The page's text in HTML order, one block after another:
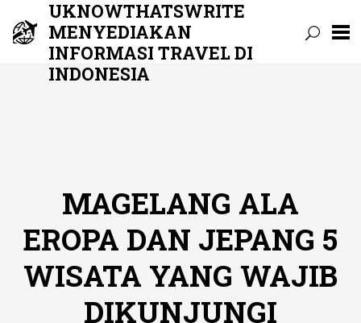
UKNOWTHATSWRITE
MENYEDIAKAN
INFORMASI TRAVEL DI
INDONESIA
MAGELANG ALA
EROPA DAN JEPANG 5
WISATA YANG WAJIB
DIKUNJUNGI